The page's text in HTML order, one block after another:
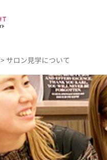
> サロン見学について